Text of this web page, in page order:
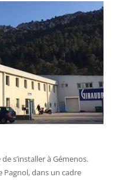
s’installer à Gémenos.
Pagnol, dans un cadre